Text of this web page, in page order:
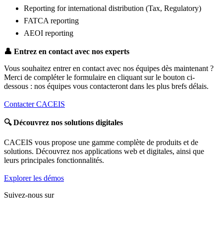
Reporting for international distribution (Tax, Regulatory)
FATCA reporting
AEOI reporting
👤 Entrez en contact avec nos experts
Vous souhaitez entrer en contact avec nos équipes dès maintenant ?
Merci de compléter le formulaire en cliquant sur le bouton ci-
dessous : nos équipes vous contacteront dans les plus brefs délais.
Contacter CACEIS
🔍Découvrez nos solutions digitales
CACEIS vous propose une gamme complète de produits et de
solutions. Découvrez nos applications web et digitales, ainsi que
leurs principales fonctionnalités.
Explorer les démos
Suivez-nous sur